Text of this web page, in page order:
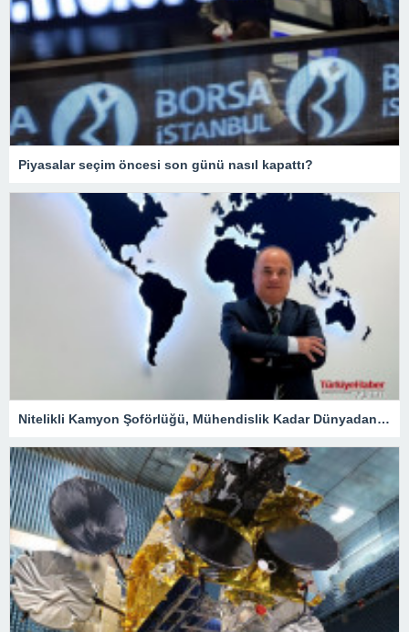
Piyasalar seçim öncesi son günü nasıl kapattı?
Nitelikli Kamyon Şoförlüğü, Mühendislik Kadar Dünyadan Yoğun Talep Alacak – Ekonomi